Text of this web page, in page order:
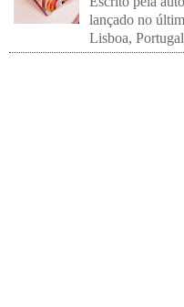
lançado no
Lisboa,